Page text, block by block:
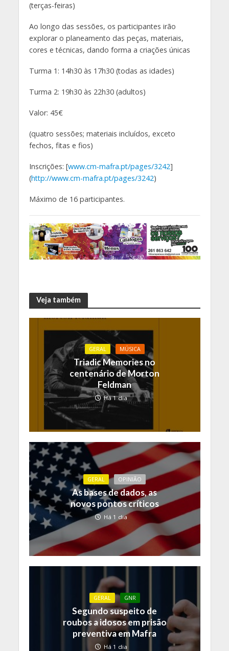
(terças-feiras)
Ao longo das sessões, os participantes irão
explorar o planeamento das peças, materiais,
cores e técnicas, dando forma a criações únicas
Turma 1: 14h30 às 17h30 (todas as idades)
Turma 2: 19h30 às 22h30 (adultos)
Valor: 45€
(quatro sessões; materiais incluídos, exceto
fechos, fitas e fios)
Inscrições: [www.cm-mafra.pt/pages/3242]
(http://www.cm-mafra.pt/pages/3242)
Máximo de 16 participantes.
Veja também
GERAL MÚSICA
Triadic Memories no
centenário de Morton
Feldman
Há 1 dia
GERAL OPINIÃO
As bases de dados, as
novos pontos críticos
Há 1 dia
GERAL GNR
Segundo suspeito de
roubos a idosos em prisão
preventiva em Mafra
Há 1 dia